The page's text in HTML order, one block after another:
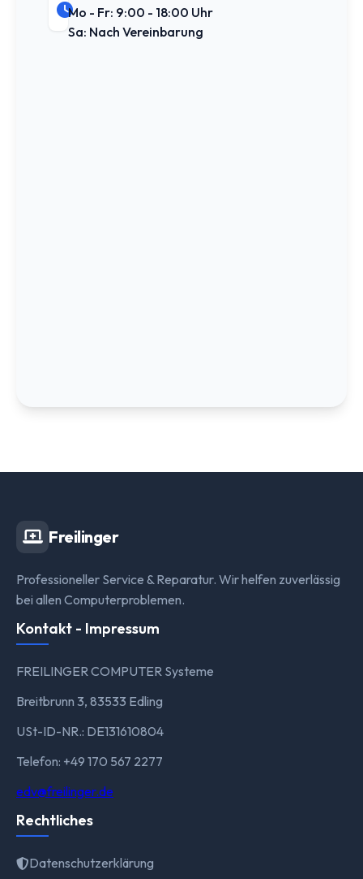
Mo - Fr: 9:00 - 18:00 Uhr
Sa: Nach Vereinbarung
Freilinger
Professioneller Service & Reparatur. Wir helfen zuverlässig
bei allen Computerproblemen.
Kontakt - Impressum
FREILINGER COMPUTER Systeme
Breitbrunn 3, 83533 Edling
USt-ID-NR.: DE131610804
Telefon: +49 170 567 2277
edv@freilinger.de
Rechtliches
Datenschutzerklärung